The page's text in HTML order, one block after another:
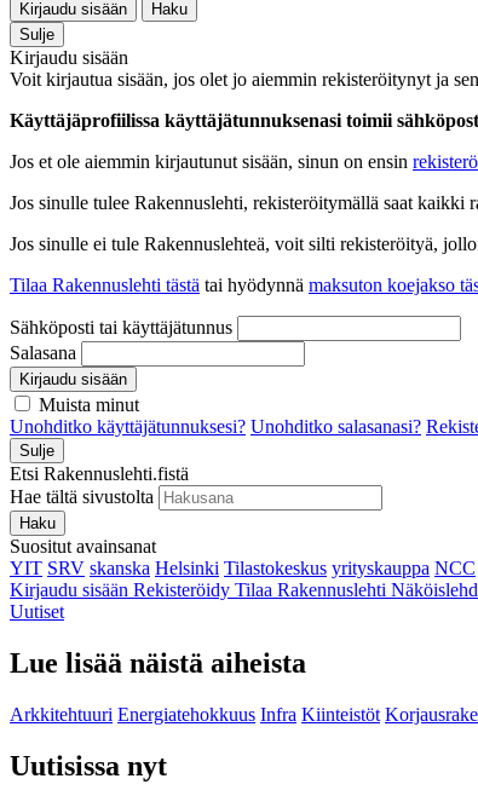
Kirjaudu sisään
Haku
Sulje
Kirjaudu sisään
Voit kirjautua sisään, jos olet jo aiemmin rekisteröitynyt ja
Käyttäjäprofiilissa käyttäjätunnuksenasi toimii
Jos et ole aiemmin kirjautunut sisään, sinun on ensin
Jos sinulle tulee Rakennuslehti, rekisteröitymällä saat kaikki
Jos sinulle ei tule Rakennuslehteä, voit silti rekisteröityä,
Tilaa Rakennuslehti tästä tai hyödynnä maksuton koejakso
Sähköposti tai käyttäjätunnus
Salasana
Kirjaudu sisään
Muista minut
Unohditko käyttäjätunnuksesi? Unohditko salasanasi?
Sulje
Etsi Rakennuslehti.fistä
Hae tältä sivustolta
Haku
Suositut avainsanat
YIT SRV skanska Helsinki Tilastokeskus yrityskauppa NCC
Kirjaudu sisään Rekisteröidy Tilaa Rakennuslehti
Uutiset
Lue lisää näistä aiheista
Arkkitehtuuri Energiatehokkuus Infra Kiinteistöt
Uutisissa nyt